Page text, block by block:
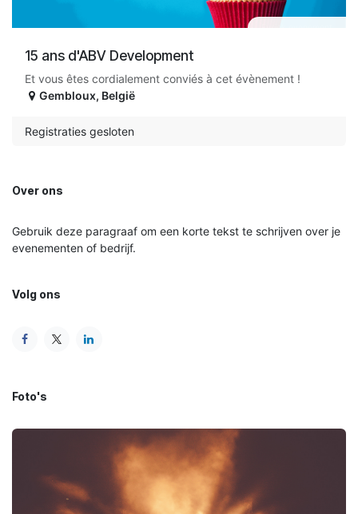
15 ans d'ABV Development
Et vous êtes cordialement conviés à cet évènement !
Gembloux, België
Registraties gesloten
Over ons
Gebruik deze paragraaf om een korte tekst te schrijven over je
evenementen of bedrijf.
Volg ons
Foto's